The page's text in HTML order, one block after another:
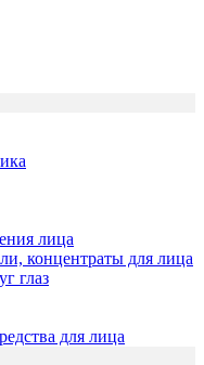
лица
концентраты для лица
глаз
для лица